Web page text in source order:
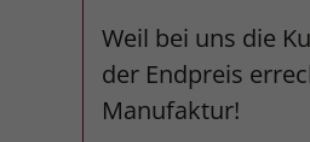
Weil bei uns die
der Endpreis
Manufaktur!